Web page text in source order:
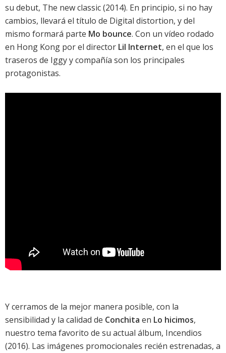
su debut, The new classic(2014). En principio, si no hay
cambios, llevará el título de Digital distortion, y del
mismo formará parte Mo bounce. Con un vídeo rodado
en Hong Kong por el director Lil Internet, en el que los
traseros de Iggy y compañía son los principales
protagonistas.
Y cerramos de la mejor manera posible, con la
sensibilidad y la calidad de Conchita en Lo hicimos,
nuestro tema favorito de su actual álbum, Incendios
(2016). Las imágenes promocionales recién estrenadas, a